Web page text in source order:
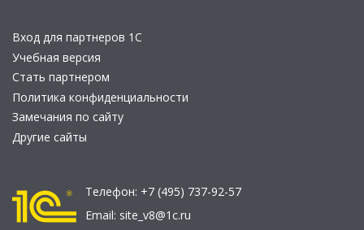
Вход для партнеров 1С
Учебная версия
Стать партнером
Политика конфиденциальности
Замечания по сайту
Другие сайты
Телефон: +7 (495) 737-92-57
Email: site_v8@1c.ru